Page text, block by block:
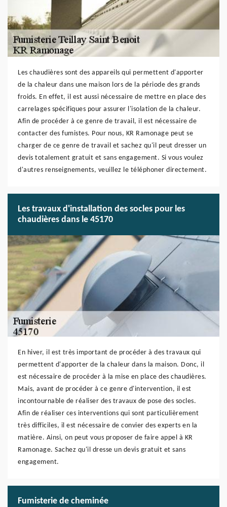
Les chaudières sont des appareils qui permettent d'apporter
de la chaleur dans une maison lors de la période des grands
froids. En effet, il est aussi nécessaire de mettre en place des
carrelages spécifiques pour assurer l'isolation de la chaleur.
Afin de procéder à ce genre de travail, il est nécessaire de
contacter des fumistes. Pour nous, KR Ramonage peut se
charger de ce genre de travail et sachez qu'il peut dresser un
devis totalement gratuit et sans engagement. Si vous voulez
d'autres renseignements, veuillez le téléphoner directement.
Les travaux d'installation des socles pour les
chaudières dans le 45170
En hiver, il est très important de procéder à des travaux qui
permettent d'apporter de la chaleur dans la maison. Donc, il
est nécessaire de procéder à la mise en place des chaudières.
Mais, avant de procéder à ce genre d'intervention, il est
incontournable de réaliser des travaux de pose des socles.
Afin de réaliser ces interventions qui sont particulièrement
très difficiles, il est nécessaire de convier des experts en la
matière. Ainsi, on peut vous proposer de faire appel à KR
Ramonage. Sachez qu'il dresse un devis gratuit et sans
engagement.
Fumisterie de cheminée